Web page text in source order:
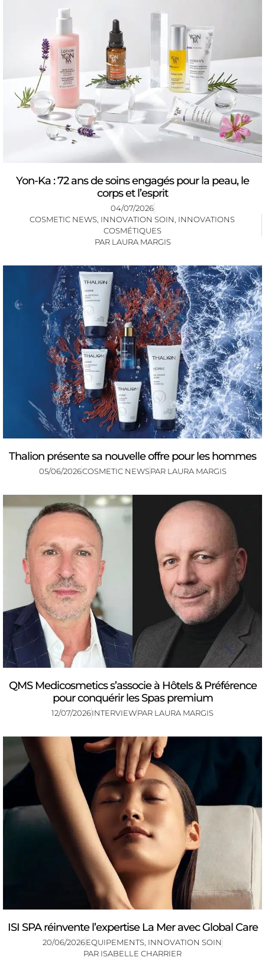
Yon-Ka : 72 ans de soins engagés pour la peau, le
corps et l’esprit
04/07/2026
COSMETIC NEWS INNOVATION SOIN INNOVATIONS
COSMÉTIQUES
PAR LAURA MARGIS
Thalion présente sa nouvelle offre pour les hommes
05/06/2026COSMETIC NEWSPAR LAURA MARGIS
QMS Medicosmetics s’associe à Hôtels & Préférence
pour conquérir les Spas premium
12/07/2026INTERVIEWPAR LAURA MARGIS
ISI SPA réinvente l’expertise La Mer avec Global Care
20/06/2026EQUIPEMENTS INNOVATION SOIN
PAR ISABELLE CHARRIER